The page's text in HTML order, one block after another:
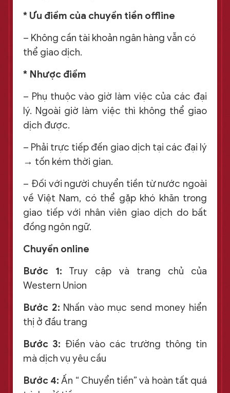
* Ưu điểm của chuyển tiền offline
– Không cần tài khoản ngân hàng vẫn có
thể giao dịch.
* Nhược điểm
– Phụ thuộc vào giờ làm việc của các đại
lý. Ngoài giờ làm việc thì không thể giao
dịch được.
– Phải trực tiếp đến giao dịch tại các đại lý
→ tốn kém thời gian.
– Đối với người chuyển tiền từ nước ngoài
về Việt Nam, có thể gặp khó khăn trong
giao tiếp với nhân viên giao dịch do bất
đồng ngôn ngữ.
Chuyển online
Bước 1: Truy cập và trang chủ của
Western Union
Bước 2: Nhấn vào mục send money hiển
thị ở đầu trang
Bước 3: Điền vào các trường thông tin
mà dịch vụ yêu cầu
Bước 4: Ấn “ Chuyển tiền” và hoàn tất quá